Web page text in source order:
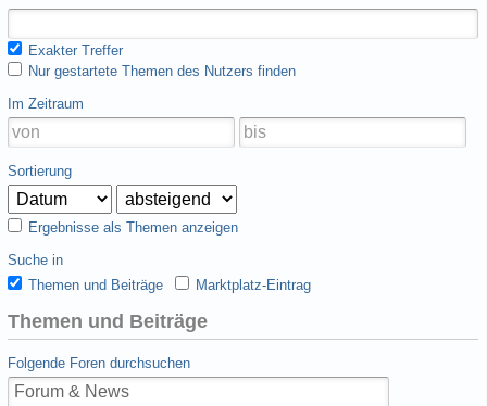
Exakter Treffer
Nur gestartete Themen des Nutzers finden
Im Zeitraum
Sortierung
Ergebnisse als Themen anzeigen
Suche in
Themen und Beiträge
Marktplatz-Eintrag
Themen und Beiträge
Folgende Foren durchsuchen